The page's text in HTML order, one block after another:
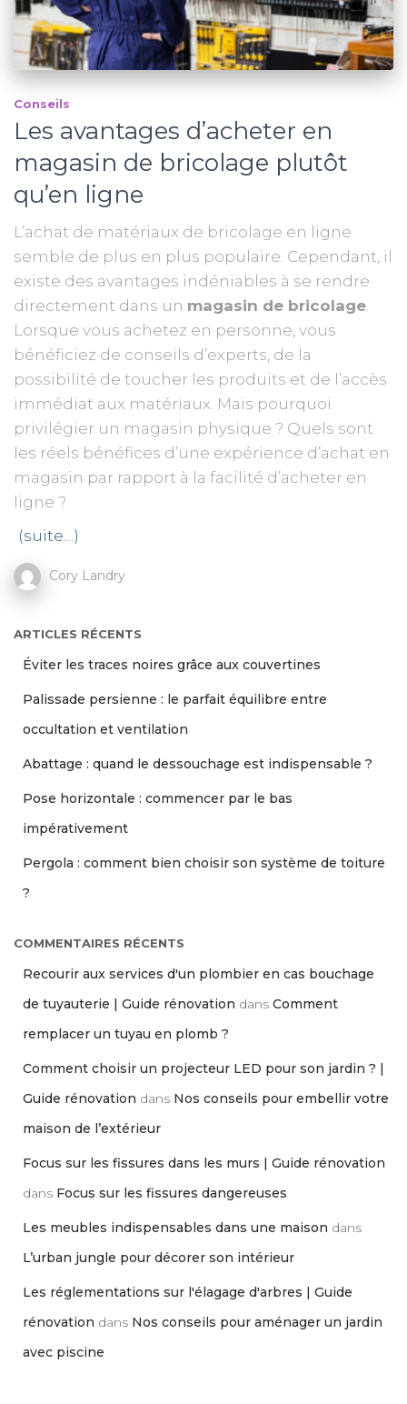
Conseils
Les avantages d’acheter en
magasin de bricolage plutôt
qu’en ligne
L’achat de matériaux de bricolage en ligne
semble de plus en plus populaire. Cependant, il
existe des avantages indéniables à se rendre
directement dans un magasin de bricolage
Lorsque vous achetez en personne, vous
bénéficiez de conseils d’experts, de la
possibilité de toucher les produits et de l’accès
immédiat aux matériaux. Mais pourquoi
privilégier un magasin physique ? Quels sont
les réels bénéfices d’une expérience d’achat en
magasin par rapport à la facilité d’acheter en
ligne ?
(suite…)
Cory Landry
ARTICLES RÉCENTS
Éviter les traces noires grâce aux couvertines
Palissade persienne : le parfait équilibre entre
occultation et ventilation
Abattage : quand le dessouchage est indispensable ?
Pose horizontale : commencer par le bas
impérativement
Pergola : comment bien choisir son système de toiture
?
COMMENTAIRES RÉCENTS
Recourir aux services d'un plombier en cas bouchage
de tuyauterie | Guide rénovation dans Comment
remplacer un tuyau en plomb ?
Comment choisir un projecteur LED pour son jardin ? |
Guide rénovation dans Nos conseils pour embellir votre
maison de l’extérieur
Focus sur les fissures dans les murs | Guide rénovation
dans Focus sur les fissures dangereuses
Les meubles indispensables dans une maison dans
L’urban jungle pour décorer son intérieur
Les réglementations sur l'élagage d'arbres | Guide
rénovation dans Nos conseils pour aménager un jardin
avec piscine